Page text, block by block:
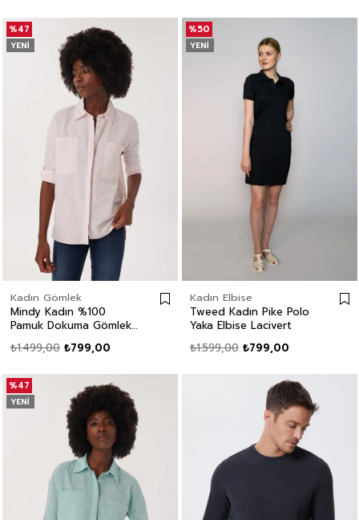
Kadın Gömlek
Mindy Kadın %100
Pamuk Dokuma Gömlek
₺799,00
₺1.499,00
%47
YENI
Kadın Elbise
Tweed Kadın Pike Polo
Yaka Elbise Lacivert
₺799,00
₺1.599,00
%50
YENI
%47
YENI